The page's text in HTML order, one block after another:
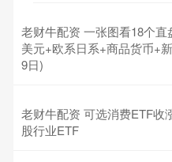
老财牛配资 一张图看18个直
美元+欧系日系+商品货币+
9日)
老财牛配资 可选消费ETF收
股行业ETF